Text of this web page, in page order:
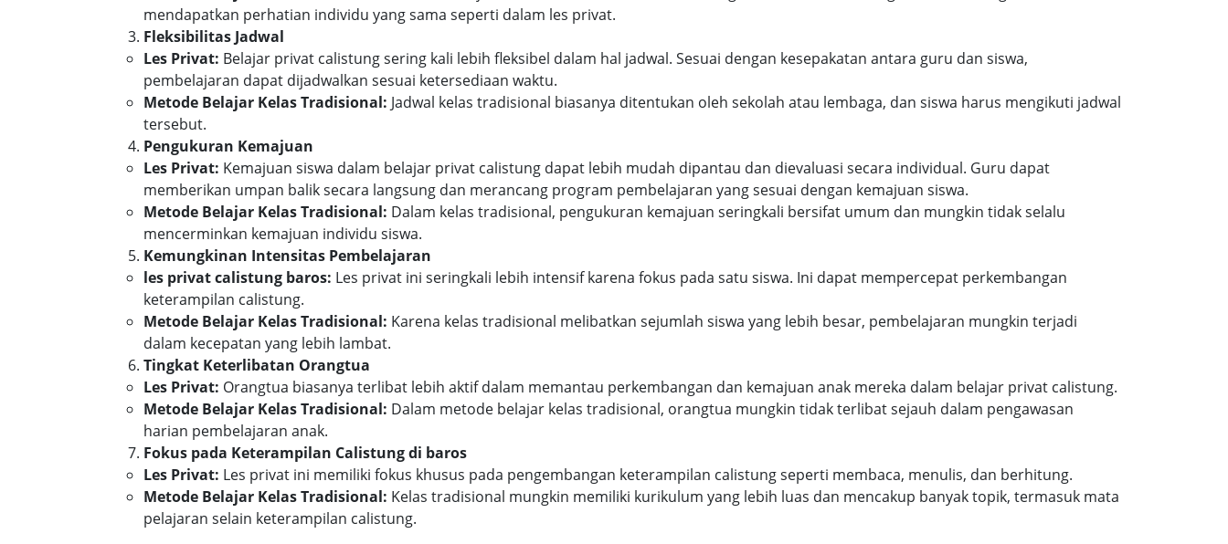
mendapatkan perhatian individu yang sama seperti dalam les privat.
Fleksibilitas Jadwal
Les Privat: Belajar privat calistung sering kali lebih fleksibel dalam hal jadwal. Sesuai dengan kesepakatan antara guru dan siswa,
pembelajaran dapat dijadwalkan sesuai ketersediaan waktu.
Metode Belajar Kelas Tradisional: Jadwal kelas tradisional biasanya ditentukan oleh sekolah atau lembaga, dan siswa harus mengikuti jadwal
tersebut.
Pengukuran Kemajuan
Les Privat: Kemajuan siswa dalam belajar privat calistung dapat lebih mudah dipantau dan dievaluasi secara individual. Guru dapat
memberikan umpan balik secara langsung dan merancang program pembelajaran yang sesuai dengan kemajuan siswa.
Metode Belajar Kelas Tradisional: Dalam kelas tradisional, pengukuran kemajuan seringkali bersifat umum dan mungkin tidak selalu
mencerminkan kemajuan individu siswa.
Kemungkinan Intensitas Pembelajaran
les privat calistung baros: Les privat ini seringkali lebih intensif karena fokus pada satu siswa. Ini dapat mempercepat perkembangan
keterampilan calistung.
Metode Belajar Kelas Tradisional: Karena kelas tradisional melibatkan sejumlah siswa yang lebih besar, pembelajaran mungkin terjadi
dalam kecepatan yang lebih lambat.
Tingkat Keterlibatan Orangtua
Les Privat: Orangtua biasanya terlibat lebih aktif dalam memantau perkembangan dan kemajuan anak mereka dalam belajar privat calistung.
Metode Belajar Kelas Tradisional: Dalam metode belajar kelas tradisional, orangtua mungkin tidak terlibat sejauh dalam pengawasan
harian pembelajaran anak.
Fokus pada Keterampilan Calistung di baros
Les Privat: Les privat ini memiliki fokus khusus pada pengembangan keterampilan calistung seperti membaca, menulis, dan berhitung.
Metode Belajar Kelas Tradisional: Kelas tradisional mungkin memiliki kurikulum yang lebih luas dan mencakup banyak topik, termasuk mata
pelajaran selain keterampilan calistung.